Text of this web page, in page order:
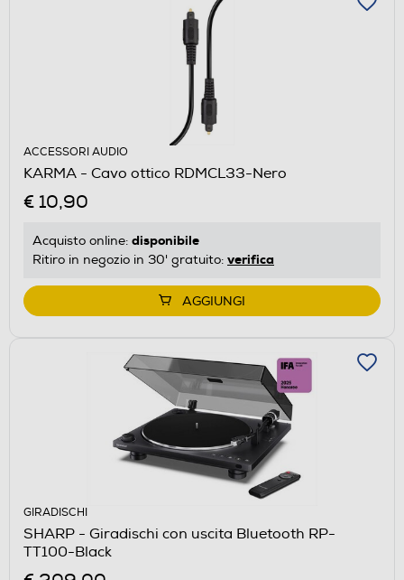
ACCESSORI AUDIO
KARMA - Cavo ottico RDMCL33-Nero
€ 10,90
Acquisto online: disponibile
Ritiro in negozio in 30' gratuito: verifica
AGGIUNGI
GIRADISCHI
SHARP - Giradischi con uscita Bluetooth RP-
TT100-Black